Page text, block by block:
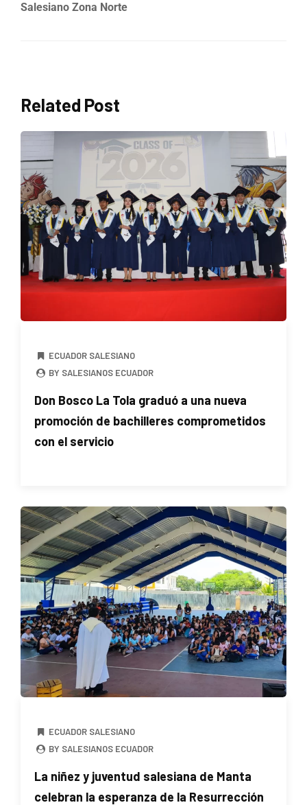
Salesiano Zona Norte
Related Post
ECUADOR SALESIANO
BY SALESIANOS ECUADOR
Don Bosco La Tola graduó a una nueva
promoción de bachilleres comprometidos
con el servicio
ECUADOR SALESIANO
BY SALESIANOS ECUADOR
La niñez y juventud salesiana de Manta
celebran la esperanza de la Resurrección